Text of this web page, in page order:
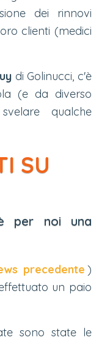
dei rinnovi
clienti (medici
di Golinucci, c'è
(e da diverso
qualche
SU
per noi una
precedente )
un paio
sono state le